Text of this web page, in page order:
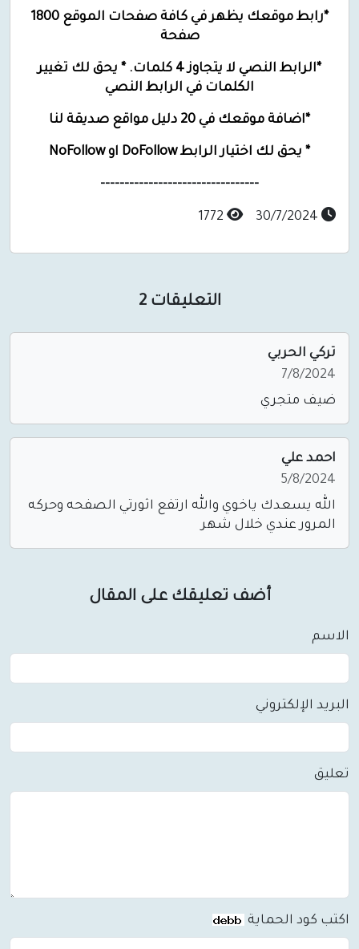
*رابط موقعك يظهر في كافة صفحات الموقع 1800
صفحة
*الرابط النصي لا يتجاوز 4 كلمات. * يحق لك تغيير
الكلمات في الرابط النصي
*اضافة موقعك في 20 دليل مواقع صديقة لنا
* يحق لك اختيار الرابط DoFollow او NoFollow
---------------------------------
التعليقات 2
تركي الحربي
7/8/2024
ضيف متجري
احمد علي
5/8/2024
الله يسعدك ياخوي والله ارتفع اثورتي الصفحه وحركه
المرور عندي خلال شهر
أضف تعليقك على المقال
الاسم
البريد الإلكتروني
تعليق
اكتب كود الحماية